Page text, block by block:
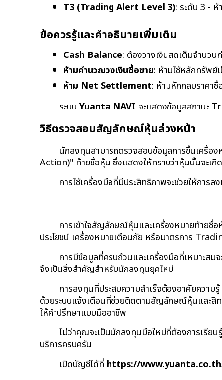
T3 (Trading Alert Level 3): ระดับ 3 -
ข้อควรรู้และคำอธิบายเพิ่มเติม
Cash Balance: ต้องวางเงินสดเต็มจำนว
ห้ามคำนวณวงเงินซื้อขาย: ห้ามใช้หลักทรัพย์
ห้าม Net Settlement: ห้ามหักกลบราคา
ระบบ Yuanta NAVI จะแสดงข้อมูลสถานะ
วิธีตรวจสอบสัญลักษณ์หุ้นล่วงหน้า
นักลงทุนสามารถตรวจสอบข้อมูลการขึ้นเครื่อ
Action)" ท้ายชื่อหุ้น ซึ่งแสดงให้ทราบว่าหุ้นนั้นจะเกิ
การใช้เครื่องมือที่มีประสิทธิภาพจะช่วยให้การ
การเข้าใจสัญลักษณ์หุ้นและเครื่องหมายท้ายชื่
ประโยชน์ เครื่องหมายเตือนภัย หรือมาตรการ
การมีข้อมูลที่ครบถ้วนและเครื่องมือที่เหมาะสม
จึงเป็นสิ่งสำคัญสำหรับนักลงทุนยุคใหม่
การลงทุนที่ประสบความสำเร็จต้องอาศัยความ
ด้วยระบบแจ้งเตือนที่ช่วยติดตามสัญลักษณ์หุ้นและสิ
ให้คำปรึกษาแบบมืออาชีพ
ไม่ว่าคุณจะเป็นนักลงทุนมือใหม่ที่ต้องการเรีย
บริการครบครัน
เปิดบัญชีได้ที่ https://